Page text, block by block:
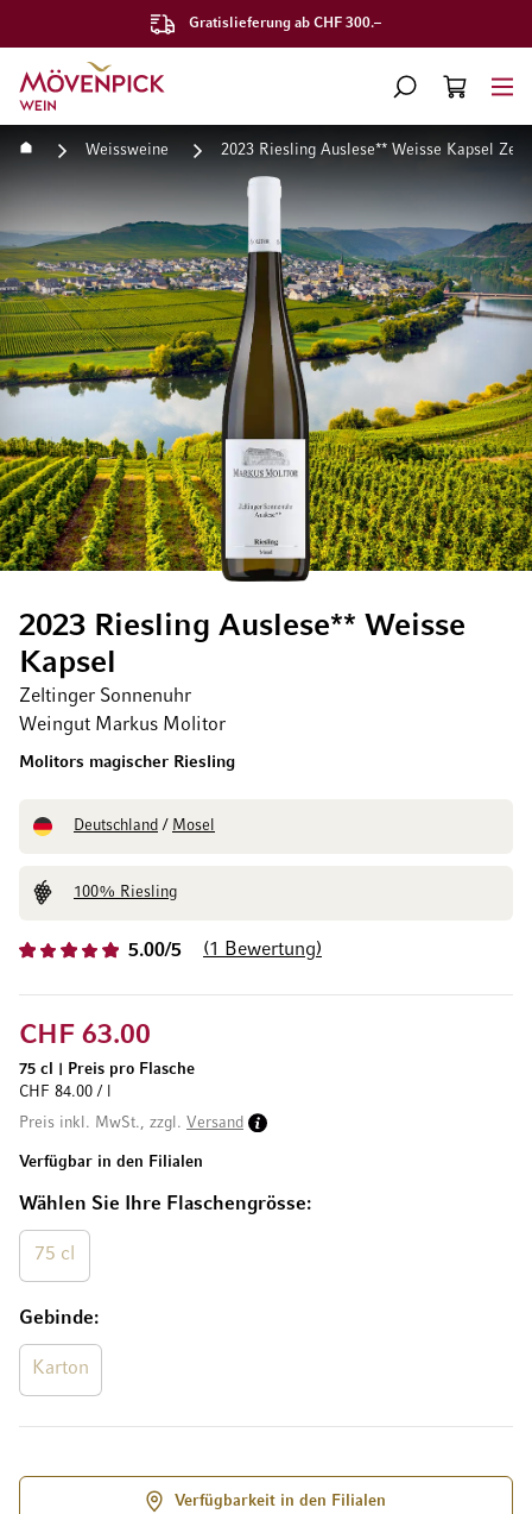
Gratislieferung ab CHF 300.–
Zur Startseite
SUCHE
WARENKORB
Startseite Weissweine 2023 Riesling Auslese** Weisse Kapsel
5.00/5 1 Bewertung
2023 Riesling Auslese** Weisse
Kapsel
Zeltinger Sonnenuhr
Weingut Markus Molitor
Molitors magischer Riesling
Deutschland / Mosel
100% Riesling
Wählen Sie Ihre Flaschengrösse
75 cl
Gebinde
Karton
CHF 63.00
75 cl
Preis pro Flasche
CHF 84.00 / l
Preis inkl. MwSt., zzgl. Versand
Verfügbar in den Filialen
Verfügbarkeit in den Filialen
Zum Ende der Bildgalerie springen